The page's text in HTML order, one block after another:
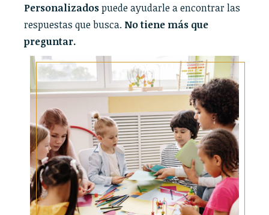
Personalizadospuede ayudarle a encontrar las
respuestas que busca. No tiene más que
preguntar.